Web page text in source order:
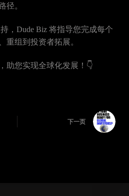
径。
，Dude Biz 将指导您完成每个
组到投资者拓展。
助您实现全球化发展！👇
下一页